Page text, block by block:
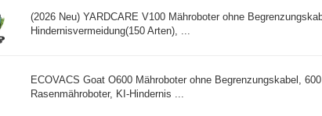
(2026 Neu) YARDCARE V100 Mähroboter ohne
Hindernisvermeidung(150 Arten), ...
ECOVACS Goat O600 Mähroboter ohne Begrenzungskabel,
Rasenmähroboter, KI-Hindernis ...